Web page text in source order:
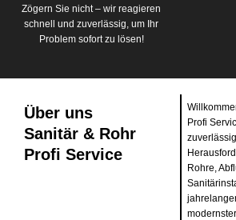
Zögern Sie nicht – wir reagieren
schnell und zuverlässig, um Ihr
Problem sofort zu lösen!
Über uns
Sanitär & Rohr
Profi Service
Profi
Rohre,